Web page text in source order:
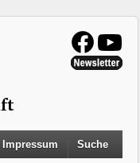
Impressum Suche